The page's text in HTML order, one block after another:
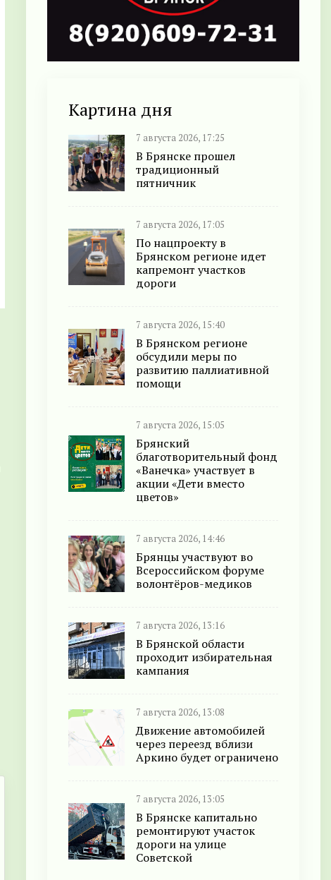
Картина дня
7 августа 2026, 17:25
В Брянске прошел
традиционный
пятничник
7 августа 2026, 17:05
По нацпроекту в
Брянском регионе идет
капремонт участков
дороги
7 августа 2026, 15:40
В Брянском регионе
обсудили меры по
развитию паллиативной
помощи
7 августа 2026, 15:05
Брянский
благотворительный фонд
«Ванечка» участвует в
акции «Дети вместо
цветов»
7 августа 2026, 14:46
Брянцы участвуют во
Всероссийском форуме
волонтёров-медиков
7 августа 2026, 13:16
В Брянской области
проходит избирательная
кампания
7 августа 2026, 13:08
Движение автомобилей
через переезд вблизи
Аркино будет ограничено
7 августа 2026, 13:05
В Брянске капитально
ремонтируют участок
дороги на улице
Советской